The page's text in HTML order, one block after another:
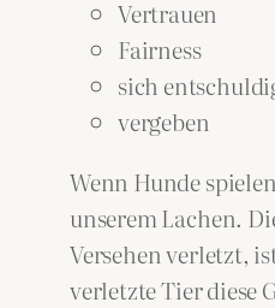
Vertrauen
Fairness
sich
vergeben
Wenn Hunde
unserem Lachen.
Versehen verletzt,
verletzte Tier diese